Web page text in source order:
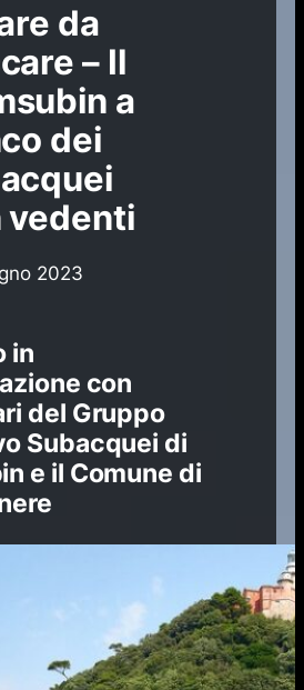
da
– Il
a
dei
vedenti
2023
in
con
del Gruppo
Subacquei di
e il Comune di